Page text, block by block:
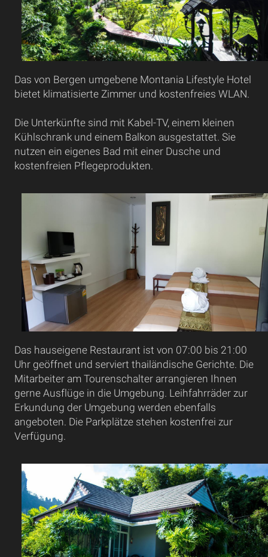
Das von Bergen umgebene Montania Lifestyle Hotel
bietet klimatisierte Zimmer und kostenfreies WLAN.
Die Unterkünfte sind mit Kabel-TV, einem kleinen
Kühlschrank und einem Balkon ausgestattet. Sie
nutzen ein eigenes Bad mit einer Dusche und
kostenfreien Pflegeprodukten.
Das hauseigene Restaurant ist von 07:00 bis 21:00
Uhr geöffnet und serviert thailändische Gerichte. Die
Mitarbeiter am Tourenschalter arrangieren Ihnen
gerne Ausflüge in die Umgebung. Leihfahrräder zur
Erkundung der Umgebung werden ebenfalls
angeboten. Die Parkplätze stehen kostenfrei zur
Verfügung.